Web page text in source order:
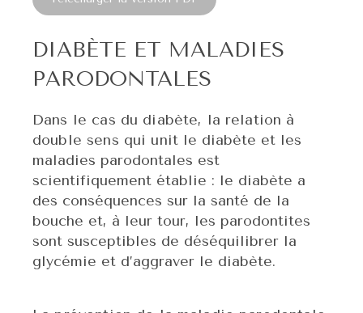
DIABÈTE ET MALADIES
PARODONTALES
Dans le cas du diabète, la relation à
double sens qui unit le diabète et les
maladies parodontales est
scientifiquement établie : le diabète a
des conséquences sur la santé de la
bouche et, à leur tour, les parodontites
sont susceptibles de déséquilibrer la
glycémie et d’aggraver le diabète.